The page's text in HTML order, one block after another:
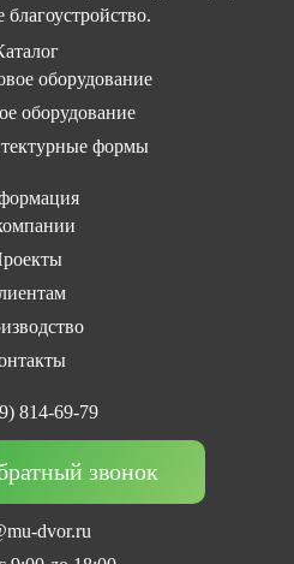
благоустройство.
оборудование
оборудование
формы
814-69-79
звонок
dvor.ru